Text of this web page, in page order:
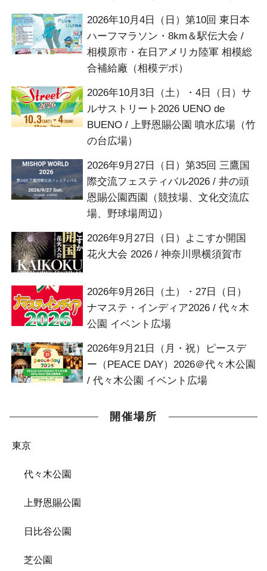
2026年10月4日（日）第10回 東日本
ハーフマラソン・8km＆駅伝大会 /
相模原市・在日アメリカ陸軍 相模総
合補給廠（相模デポ）
2026年10月3日（土）・4日（日）サ
ルサストリート2026 UENO de
BUENO / 上野恩賜公園 噴水広場（竹
の台広場）
2026年9月27日（日）第35回 三鷹国
際交流フェスティバル2026 / 井の頭
恩賜公園西園（競技場、文化交流広
場、野球場周辺）
2026年9月27日（日）よこすか開国
花火大会 2026 / 神奈川県横須賀市
2026年9月26日（土）・27日（日）
ナマステ・インディア2026 / 代々木
公園 イベント広場
2026年9月21日（月・祝）ピースデ
ー（PEACE DAY）2026＠代々木公園
/ 代々木公園 イベント広場
開催場所
東京
代々木公園
上野恩賜公園
日比谷公園
芝公園